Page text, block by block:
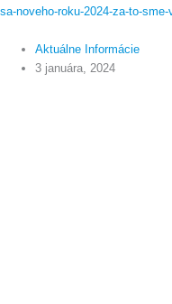
sa-noveho-roku-2024-za-to-sme-
Aktuálne Informácie
3 januára, 2024